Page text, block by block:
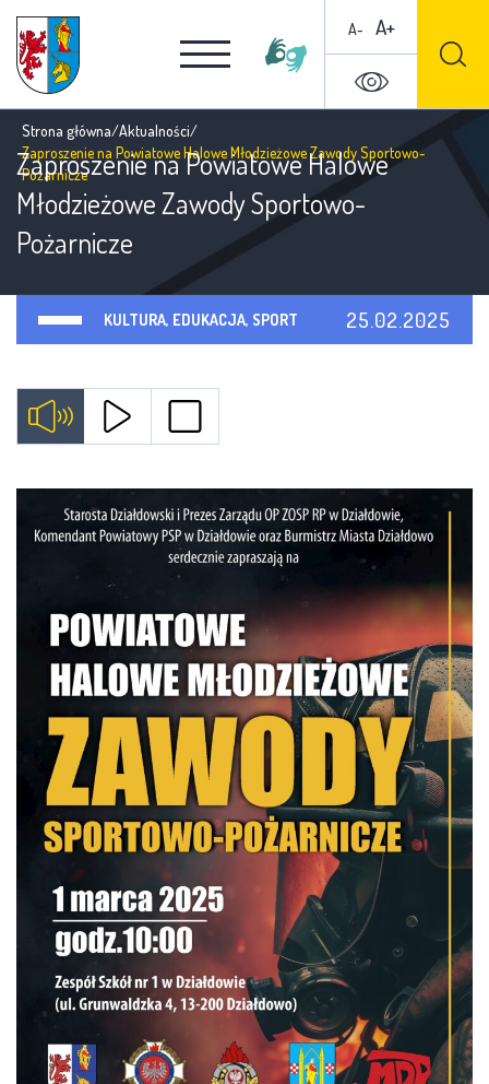
A- A+
Strona główna/Aktualności/
Zaproszenie na Powiatowe Halowe Młodzieżowe Zawody Sportowo-
Pożarnicze
Zaproszenie na Powiatowe Halowe
Młodzieżowe Zawody Sportowo-
Pożarnicze
KULTURA, EDUKACJA, SPORT 25.02.2025